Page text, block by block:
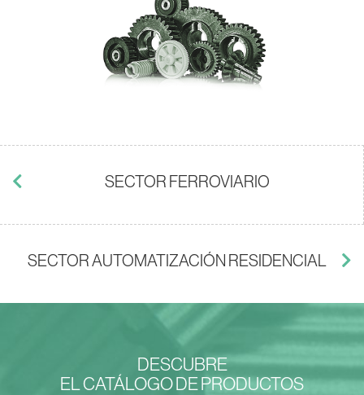
SECTOR FERROVIARIO
SECTOR AUTOMATIZACIÓN RESIDENCIAL
DESCUBRE
EL CATÁLOGO DE PRODUCTOS